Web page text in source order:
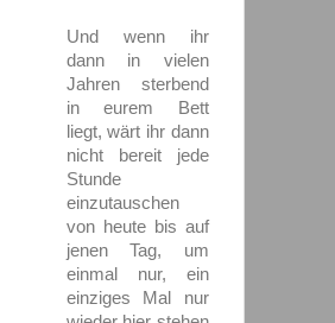
Und wenn ihr
dann in vielen
Jahren sterbend
in eurem Bett
liegt, wärt ihr dann
nicht bereit jede
Stunde
einzutauschen
von heute bis auf
jenen Tag, um
einmal nur, ein
einziges Mal nur